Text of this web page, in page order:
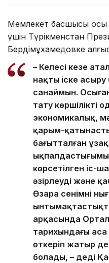
Мемлекет басшысы осы
үшін Түрікменстан
Бердімұхамедовке
– Келесі кезең
нақты іске асыру
санаймын.
тату көршілікті
экономикалық,
қарым-
бағытталған
көрсетілген іс-
әзірлеуді және
Өзара сенімнің
арқасында
тарихындағы аса
өткеріп жатыр
болады, – деді